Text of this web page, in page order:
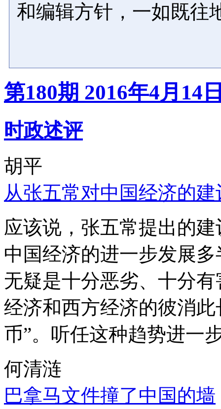
和编辑方针，一如既往
第180期 2016年4月14
时政述评
胡平
从张五常对中国经济的
应该说，张五常提出的
中国经济的进一步发展
无疑是十分恶劣、十分
经济和西方经济的彼消
币”。听任这种趋势进一
何清涟
巴拿马文件撞了中国的墙